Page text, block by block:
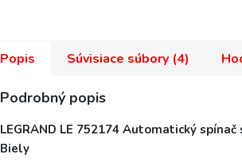
Popis Súvisiace súbory (4)
Podrobný popis
LEGRAND LE 752174 Automatický
Biely